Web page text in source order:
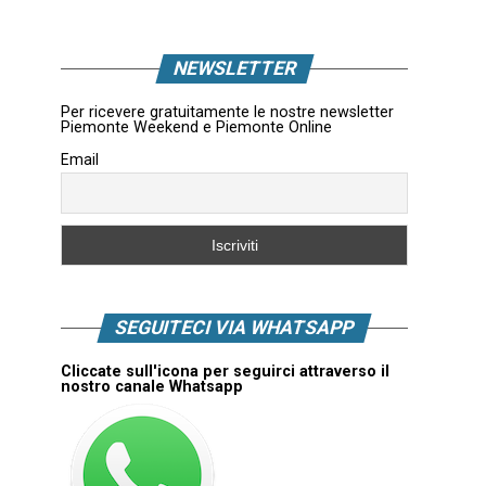
NEWSLETTER
Per ricevere gratuitamente le nostre newsletter
Piemonte Weekend e Piemonte Online
Email
SEGUITECI VIA WHATSAPP
Cliccate sull'icona per seguirci attraverso il
nostro canale Whatsapp